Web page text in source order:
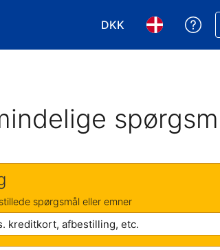
DKK
Vælg valuta. Din
Vælg sprog.
spørgsmål eller emner